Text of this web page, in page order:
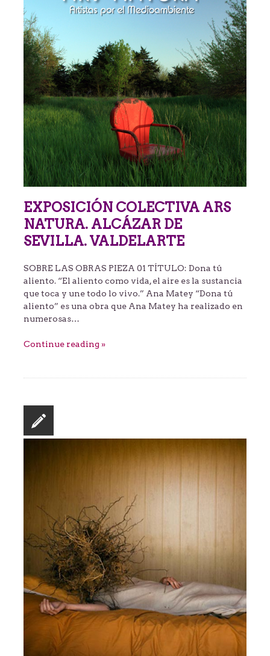
EXPOSICIÓN COLECTIVA ARS
NATURA. ALCÁZAR DE
SEVILLA. VALDELARTE
SOBRE LAS OBRAS PIEZA 01 TÍTULO: Dona tú
aliento. “El aliento como vida, el aire es la sustancia
que toca y une todo lo vivo.” Ana Matey “Dona tú
aliento” es una obra que Ana Matey ha realizado en
numerosas…
Continue reading »